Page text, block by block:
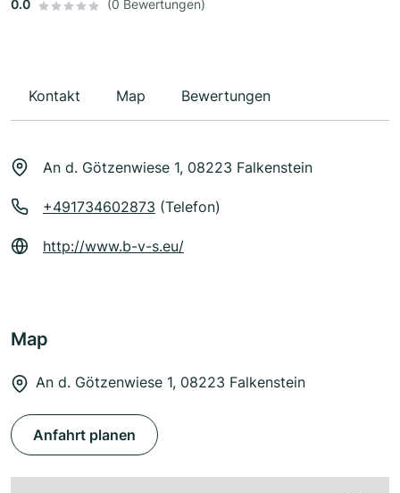
0.0 (0 Bewertungen)
Kontakt Map Bewertungen
An d. Götzenwiese 1, 08223 Falkenstein
+491734602873 (Telefon)
http://www.b-v-s.eu/
Map
An d. Götzenwiese 1, 08223 Falkenstein
Anfahrt planen